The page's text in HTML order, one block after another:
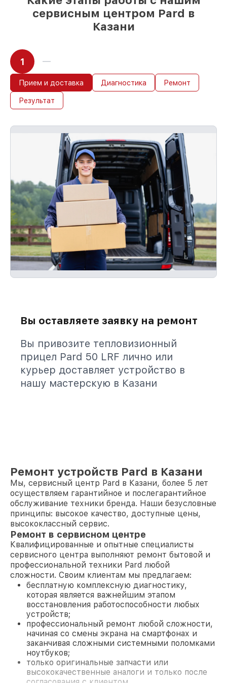
сервисным центром Pard в
Казани
1
Прием и доставка Диагностика Ремонт
Результат
Вы оставляете заявку на ремонт
Вы привозите тепловизионный
прицел Pard 50 LRF лично или
курьер доставляет устройство в
нашу мастерскую в Казани
Ремонт устройств Pard в Казани
Мы, сервисный центр Pard в Казани, более 5 лет
осуществляем гарантийное и послегарантийное
обслуживание техники бренда. Наши безусловные
принципы: высокое качество, доступные цены,
высококлассный сервис.
Ремонт в сервисном центре
Квалифицированные и опытные специалисты
сервисного центра выполняют ремонт бытовой и
профессиональной техники Pard любой
сложности. Своим клиентам мы предлагаем:
бесплатную комплексную диагностику,
которая является важнейшим этапом
восстановления работоспособности любых
устройств;
профессиональный ремонт любой сложности,
начиная со смены экрана на смартфонах и
заканчивая сложными системными поломками
ноутбуков;
только оригинальные запчасти или
высококачественные аналоги и только после